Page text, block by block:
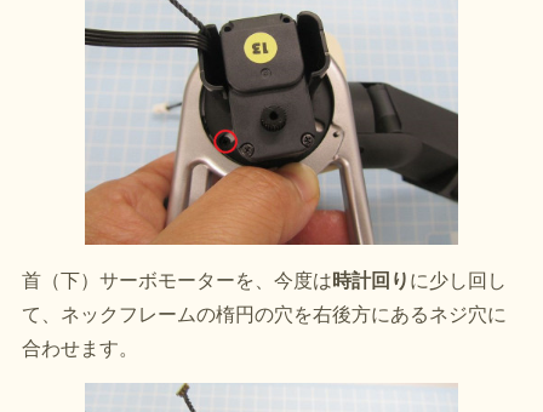
首（下）サーボモーターを、今度は時計回りに少し回し
て、ネックフレームの楕円の穴を右後方にあるネジ穴に
合わせます。